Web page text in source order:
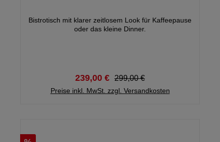
Bistrotisch mit klarer zeitlosem Look für Kaffeepause
oder das kleine Dinner.
239,00 € 299,00 €
Preise inkl. MwSt. zzgl. Versandkosten